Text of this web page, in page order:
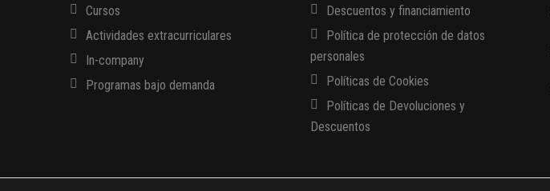
Cursos
Actividades extracurriculares
In-company
Programas bajo demanda
Descuentos y financiamiento
Política de protección de datos
personales
Políticas de Cookies
Políticas de Devoluciones y
Descuentos